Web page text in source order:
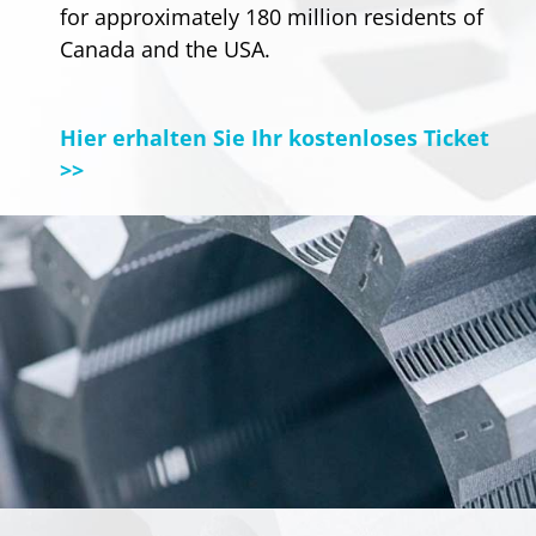
for approximately 180 million residents of
Canada and the USA.
Hier erhalten Sie Ihr kostenloses Ticket
>>